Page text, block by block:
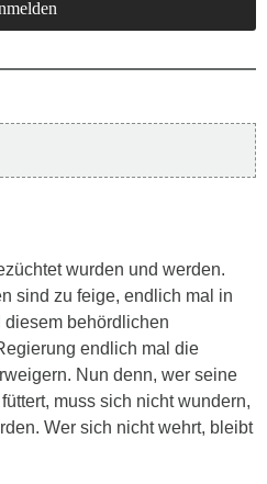
wurden und werden.
sind zu feige, endlich mal in
diesem behördlichen
endlich mal die
Nun denn, wer seine
muss sich nicht wundern,
Wer sich nicht wehrt, bleibt